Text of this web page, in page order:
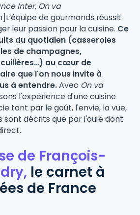
Inter, On va
de gourmands réussit
leur passion pour la cuisine. Ce
du quotidien (casseroles
de champagnes,
au cœur de
que l'on nous invite à
à entendre.Avec On va
l'expérience d'une cuisine
tant par le goût, l'envie, la vue,
sont décrits que par l'ouïe dont
de François-
le carnet à
de France